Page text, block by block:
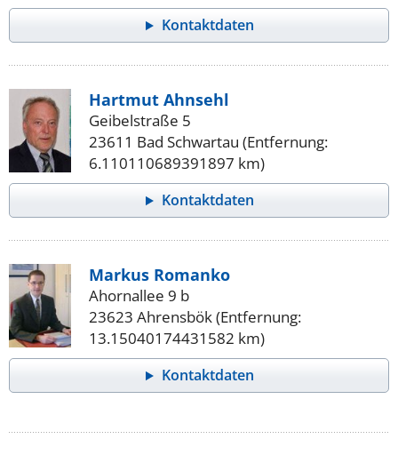
Kontaktdaten
Hartmut Ahnsehl
Geibelstraße 5
23611 Bad Schwartau (Entfernung:
6.110110689391897 km)
Kontaktdaten
Markus Romanko
Ahornallee 9 b
23623 Ahrensbök (Entfernung:
13.15040174431582 km)
Kontaktdaten